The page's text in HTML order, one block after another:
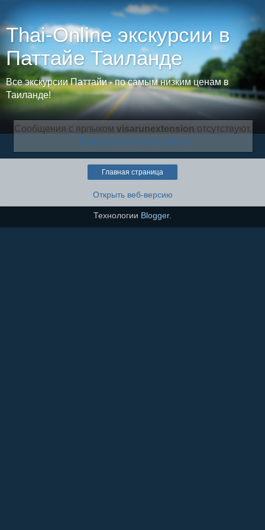
Thai-Online экскурсии в
Паттайе Таиланде
Все экскурсии Паттайи - по самым низким ценам в
Таиланде!
Сообщения с ярлыком visarunextension отсутствуют.
Показать все сообщения
Главная страница
Открыть веб-версию
Технологии Blogger.